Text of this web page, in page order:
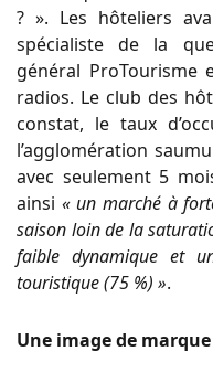
? ». Les hôteliers
spécialiste de la
général
radios. Le club des
constat, le taux
l’agglomération
avec seulement 5
ainsi « un marché à
saison loin de la
faible dynamique et
touristique (75 %) ».
Une image de